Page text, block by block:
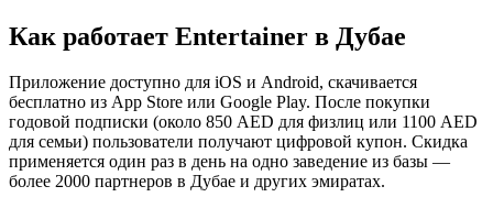
Как работает Entertainer в Дубае
Приложение доступно для iOS и Android, скачивается
бесплатно из App Store или Google Play. После покупки
годовой подписки (около 850 AED для физлиц или 1100 AED
для семьи) пользователи получают цифровой купон. Скидка
применяется один раз в день на одно заведение из базы —
более 2000 партнеров в Дубае и других эмиратах.